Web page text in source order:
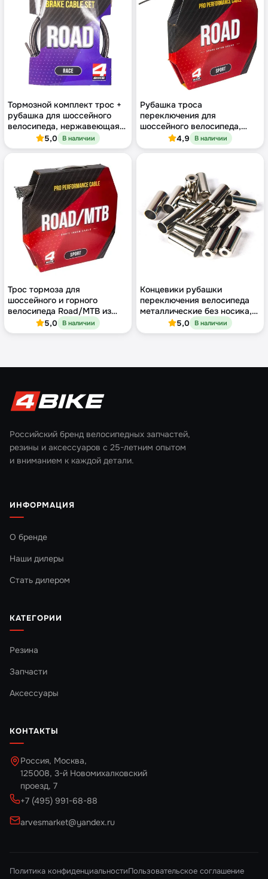
Тормозной комплект трос +
рубашка для шоссейного
велосипеда, нержавеющая
сталь 1.5 мм, рубашка 5 мм,
серия Road Race
5,0 В наличии
Рубашка троса
переключения для
шоссейного велосипеда,
Ø4.5 мм × 1 м
4,9 В наличии
Трос тормоза для
шоссейного и горного
велосипеда Road/MTB из
нержавеющей стали, Ø1.5
мм × 1700 мм, бухта 100 шт
5,0 В наличии
Концевики рубашки
переключения велосипеда
металлические без носика,
Ø4.5 мм, 200 штук
5,0 В наличии
Российский бренд велосипедных запчастей,
резины и аксессуаров с 25-летним опытом
и вниманием к каждой детали.
ИНФОРМАЦИЯ
О бренде
Наши дилеры
Стать дилером
КАТЕГОРИИ
Резина
Запчасти
Аксессуары
КОНТАКТЫ
Россия, Москва,
125008, 3-й Новомихалковский
проезд, 7
+7 (495) 991-68-88
arvesmarket@yandex.ru
Политика конфиденциальностиПользовательское соглашение